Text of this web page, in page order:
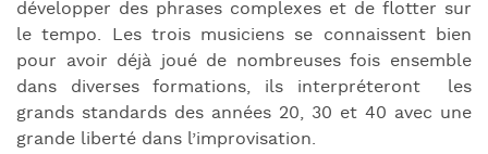
développer des phrases complexes et de flotter sur
le tempo. Les trois musiciens se connaissent bien
pour avoir déjà joué de nombreuses fois ensemble
dans diverses formations, ils interpréteront les
grands standards des années 20, 30 et 40 avec une
grande liberté dans l’improvisation.